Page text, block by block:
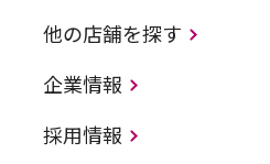
他の店舗を探す
企業情報
採用情報